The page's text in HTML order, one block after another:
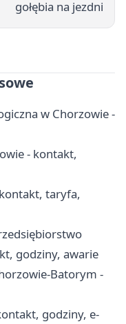
gołębia na jezdni
w Chorzowie -
- kontakt,
taryfa,
godziny, awarie
Batorym -
godziny, e-